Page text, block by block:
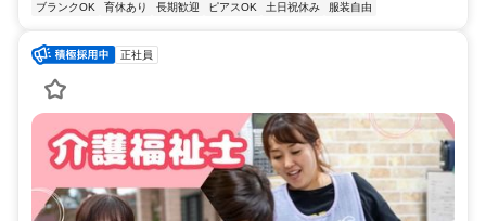
ブランクOK
育休あり 長期歓迎 ピアスOK 土日祝休み 服装自由
正社員